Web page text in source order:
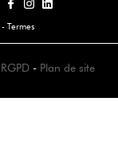
- Termes
RGPD - Plan de site